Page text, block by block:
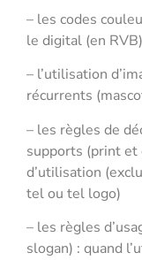
– les codes
le digital (en RVB)
– l’utilisation
récurrents
– les règles de
supports (print et
d’utilisation
tel ou tel logo)
– les règles
slogan) : quand